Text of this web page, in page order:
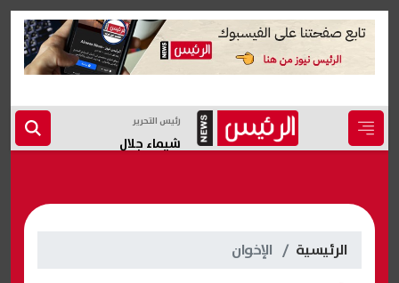
رئيس التحرير
شيماء جلال
الرئيسية الإخوان